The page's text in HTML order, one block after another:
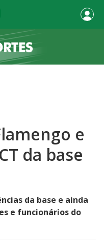
e
da base
da base e ainda
e funcionários do